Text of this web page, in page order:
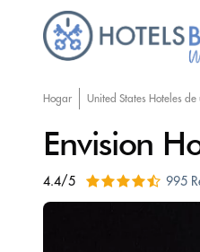
Hogar United States Hoteles de
Envision
4.4/5 995